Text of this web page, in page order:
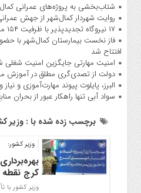
شتاب‌بخشی به پروژه‌های عمرانی
روایت شهردار کمال‌شهر از جهش
۱۷ نیروگاه تجدیدپذیر با ظرفیت ۱۵۴ مگاوات به شبکه پیوست
فاز نخست بیمارستان کمال‌شهر با
افتتاح شد
امنیت مهارتی جایگزین امنیت شغلی
دولت از تصدی‌گری مطلق در آموزش
البرز، پایلوت پیوند مهارت‌آموزی و
سواد آبی تنها راهکار عبور از بحران
برچسب زده شده با : وزیر
وزیر کشور:
کرج نقطه
وزیر کشور با